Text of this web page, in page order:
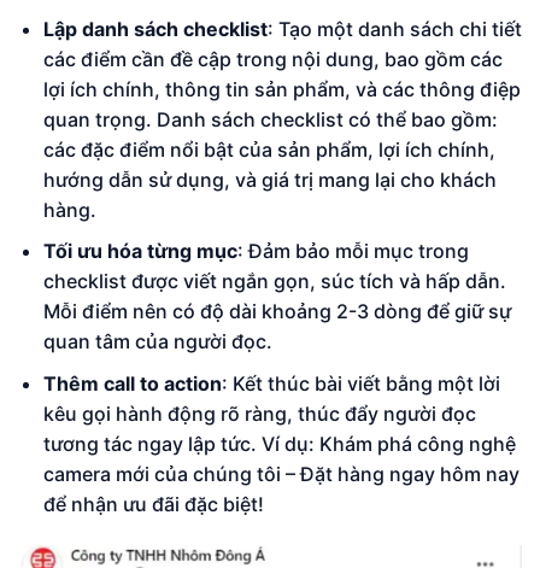
Lập danh sách checklist: Tạo một danh sách chi tiết
các điểm cần đề cập trong nội dung, bao gồm các
lợi ích chính, thông tin sản phẩm, và các thông điệp
quan trọng. Danh sách checklist có thể bao gồm:
các đặc điểm nổi bật của sản phẩm, lợi ích chính,
hướng dẫn sử dụng, và giá trị mang lại cho khách
hàng.
Tối ưu hóa từng mục: Đảm bảo mỗi mục trong
checklist được viết ngắn gọn, súc tích và hấp dẫn.
Mỗi điểm nên có độ dài khoảng 2-3 dòng để giữ sự
quan tâm của người đọc.
Thêm call to action: Kết thúc bài viết bằng một lời
kêu gọi hành động rõ ràng, thúc đẩy người đọc
tương tác ngay lập tức. Ví dụ: Khám phá công nghệ
camera mới của chúng tôi – Đặt hàng ngay hôm nay
để nhận ưu đãi đặc biệt!